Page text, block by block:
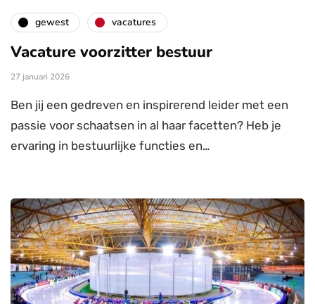
gewest vacatures
Vacature voorzitter bestuur
27 januari 2026
Ben jij een gedreven en inspirerend leider met een
passie voor schaatsen in al haar facetten? Heb je
ervaring in bestuurlijke functies en…